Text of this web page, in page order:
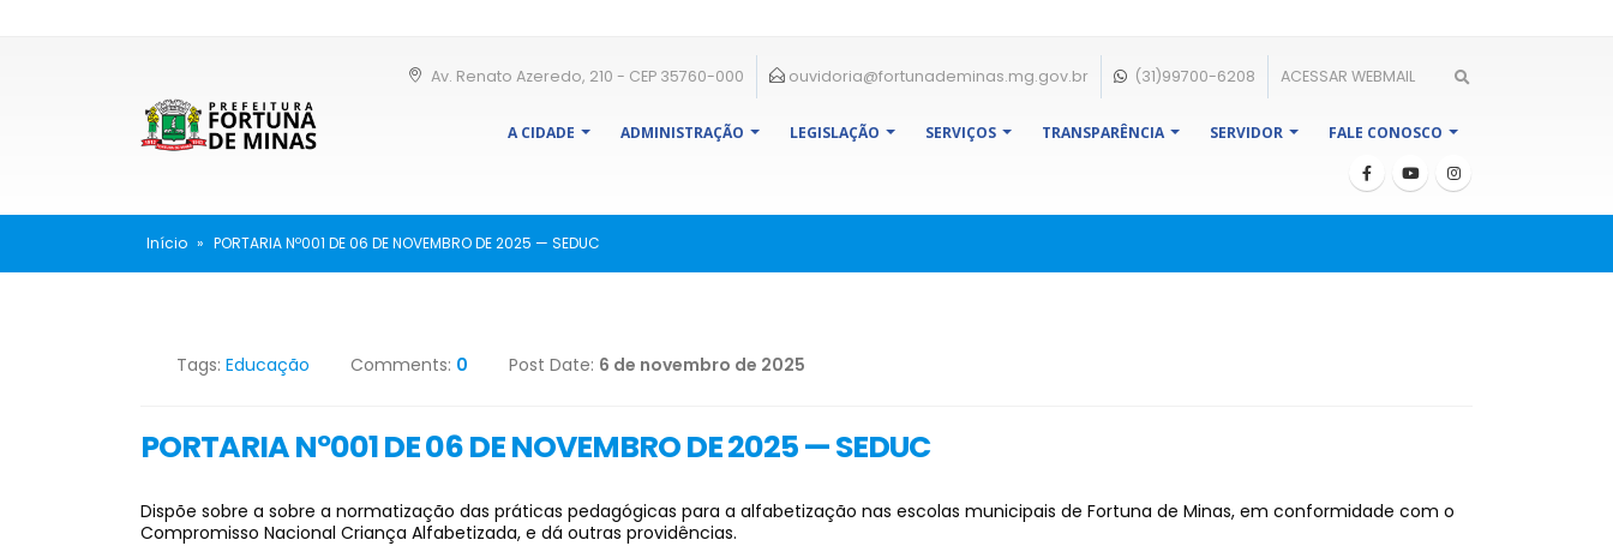
Av. Renato Azeredo, 210 - CEP 35760-000 ouvidoria@fortunademinas.mg.gov.br (31)99700-6208 ACESSAR WEBMAIL
A CIDADE ADMINISTRAÇÃO LEGISLAÇÃO SERVIÇOS TRANSPARÊNCIA SERVIDOR FALE CONOSCO
Início » PORTARIA Nº001 DE 06 DE NOVEMBRO DE 2025 — SEDUC
Tags: Educação Comments: 0 Post Date: 6 de novembro de 2025
PORTARIA Nº001 DE 06 DE NOVEMBRO DE 2025 — SEDUC
Dispõe sobre a sobre a normatização das práticas pedagógicas para a alfabetização nas escolas municipais de Fortuna de Minas, em conformidade com o
Compromisso Nacional Criança Alfabetizada, e dá outras providências.